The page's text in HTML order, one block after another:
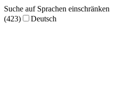
Suche auf Sprachen einschränken
(423)
Deutsch